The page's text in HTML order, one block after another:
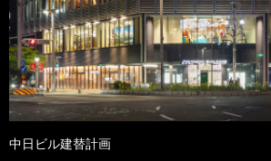
中日ビル建替計画